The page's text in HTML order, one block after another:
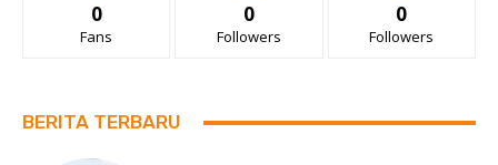
0
Fans
0
Followers
0
Followers
BERITA TERBARU